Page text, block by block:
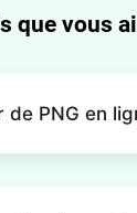
que vous
de PNG en